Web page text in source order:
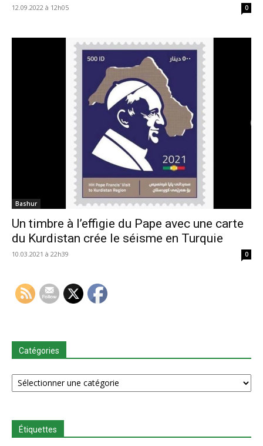
12.09.2022 à 12h05 0
Bashur
Un timbre à l’effigie du Pape avec une carte
du Kurdistan crée le séisme en Turquie
10.03.2021 à 22h39 0
Catégories
Catégories
Étiquettes